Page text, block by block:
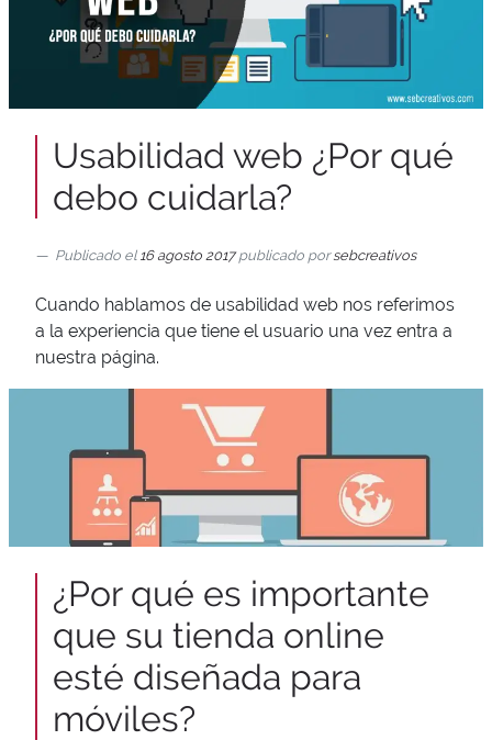
Usabilidad web ¿Por qué
debo cuidarla?
Publicado el 16 agosto 2017publicado por sebcreativos
Cuando hablamos de usabilidad web nos referimos
a la experiencia que tiene el usuario una vez entra a
nuestra página.
¿Por qué es importante
que su tienda online
esté diseñada para
móviles?